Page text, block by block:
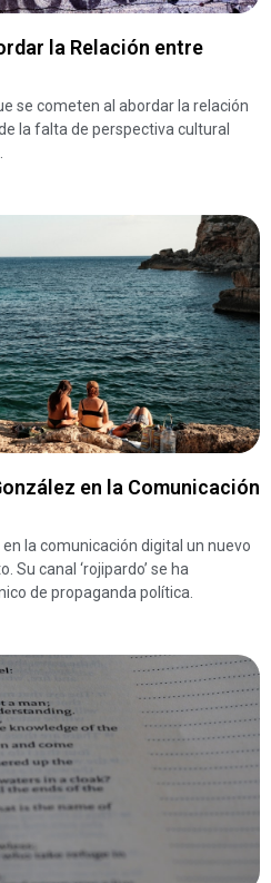
la Relación entre
se cometen al abordar la relación
la falta de perspectiva cultural
en la Comunicación
la comunicación digital un nuevo
Su canal ‘rojipardo’ se ha
de propaganda política.